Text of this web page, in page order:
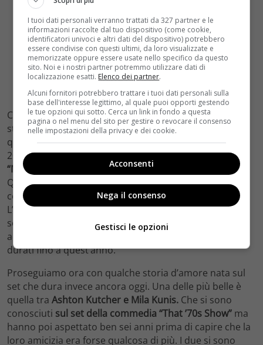
Concludiamo la carrellata di coppie nate sul set con la
storia di un amore che sul set poi ci è anche finito:
quella traJohnny Depp e Amber Heard. Nel gennaio
2014 è stato rivelato che le dueco-star del set
“Neverland – Un sogno per la vita”
Questo dopo che Amber Heard è apparsa in pubblico
con un anello di fidanzamento decisamente vistoso.
L’epilogo della loro storia lo conosciamo tutti: i due si
sono separati nel maggio 2016 in seguito a pesanti
accuse e strascichi giudiziari del loro divorzio sono
durati fino a quest’anno.
Proseguiamo ora con qualche storia d’amore nata sul
set che dura invece ancora oggi. Una delle più belle è
quella tra Ashton Kutcher e Mila Kunis. Che si sono
conosciuti sul set della commedia “That ’70s Show” ma
hanno poi aspettato ben sei anni prima di capire che la
loro amicizia era forse qualcosa di più. I due si sono
I tuoi dati personali verranno trattati da 327 partner e le
informazioni raccolte dal tuo dispositivo (come cookie,
identificatori univoci e altri dati del dispositivo) potrebbero
essere condivise con questi ultimi, da loro visualizzate e
memorizzate oppure essere usate nello specifico da questo
sito. Noi e i nostri partner potremmo utilizzare dati di
localizzazione esatti. Elenco dei partner.
Alcuni fornitori potrebbero trattare i tuoi dati personali sulla
base dell'interesse legittimo, al quale puoi opporti gestendo
le tue opzioni qui sotto. Cerca un link in fondo a questa
pagina o nel menu del sito per gestire o revocare il consenso
nelle impostazioni della privacy e dei cookie.
Acconsenti
Nega il consenso
Gestisci le opzioni